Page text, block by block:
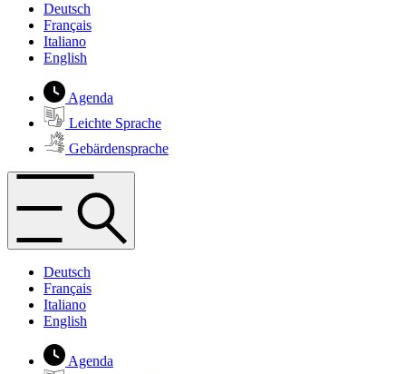
Deutsch
Français
Italiano
English
Agenda
Leichte Sprache
Gebärdensprache
Deutsch
Français
Italiano
English
Agenda